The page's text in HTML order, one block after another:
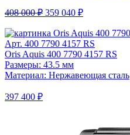
408 000 ₽ 359 040 ₽
Арт. 400 7790 4157 RS
Oris Aquis 400 7790 4157 RS
Размеры: 43.5 мм
Материал: Нержавеющая сталь
397 400 ₽